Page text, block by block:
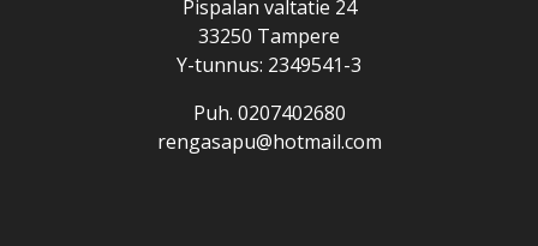
Pispalan valtatie 24
33250 Tampere
Y-tunnus: 2349541-3
Puh. 0207402680
rengasapu@hotmail.com